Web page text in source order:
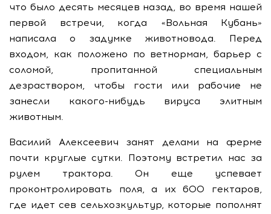
что было десять месяцев назад, во время нашей
первой встречи, когда «Вольная Кубань»
написала о задумке животновода. Перед
входом, как положено по ветнормам, барьер с
соломой, пропитанной специальным
дезраствором, чтобы гости или рабочие не
занесли какого-нибудь вируса элитным
животным.
Василий Алексеевич занят делами на ферме
почти круглые сутки. Поэтому встретил нас за
рулем трактора. Он еще успевает
проконтролировать поля, а их 600 гектаров,
где идет сев сельхозкультур, которые пополнят